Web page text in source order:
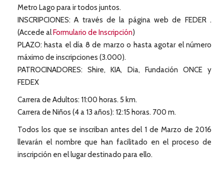
Metro Lago para ir todos juntos.
INSCRIPCIONES: A través de la página web de FEDER .
(Accede alFormulario de Inscripción)
PLAZO: hasta el día 8 de marzo o hasta agotar el número
máximo de inscripciones (3.000).
PATROCINADORES: Shire, KIA, Dia, Fundación ONCE y
FEDEX
Carrera de Adultos: 11:00 horas. 5 km.
Carrera de Niños (4 a 13 años): 12:15 horas. 700 m.
Todos los que se inscriban antes del 1 de Marzo de 2016
llevarán el nombre que han facilitado en el proceso de
inscripción en el lugar destinado para ello.